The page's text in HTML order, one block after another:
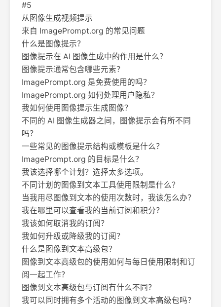
#5
从图像生成视频提示
来自 ImagePrompt.org 的常见问题
什么是图像提示？
图像提示在 AI 图像生成中的作用是什么？
图像提示通常包含哪些元素？
ImagePrompt.org 是免费使用的吗？
ImagePrompt.org 如何处理用户隐私？
我如何使用图像提示生成图像？
不同的 AI 图像生成器之间，图像提示会有所不同
吗？
一些常见的图像提示结构或模板是什么？
ImagePrompt.org 的目标是什么？
我该选择哪个计划？选择太多选项。
不同计划的图像到文本工具使用限制是什么？
当我用尽图像到文本的使用次数时，我该怎么办？
我在哪里可以查看我的当前订阅和积分？
我该如何取消我的订阅？
我如何升级或降级我的订阅？
什么是图像到文本高级包？
图像到文本高级包的使用如何与每日使用限制和订
阅一起工作？
图像到文本高级包与订阅有什么不同？
我可以同时拥有多个活动的图像到文本高级包吗？